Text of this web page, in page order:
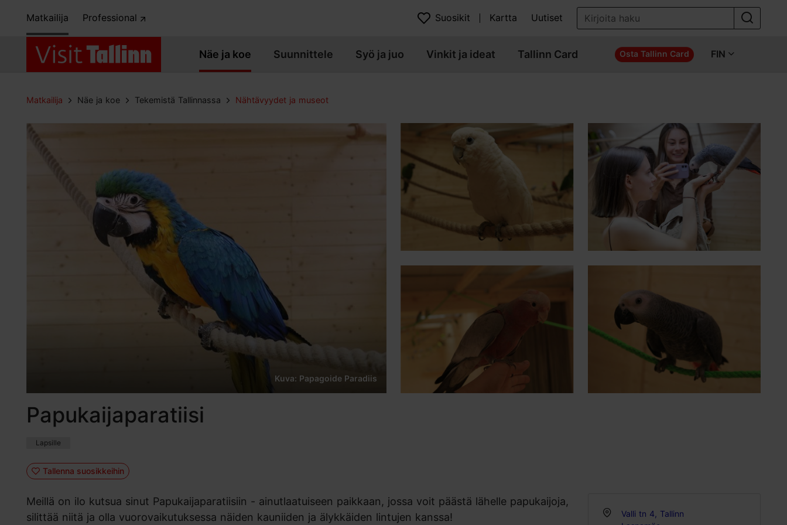
Matkailija Professional Suosikit Kartta Uutiset
Näe ja koe Suunnittele Syö ja juo Vinkit ja ideat Tallinn Card Osta Tallinn Card FIN
Matkailija Näe ja koe Tekemistä Tallinnassa Nähtävyydet ja museot
Kuva: Papagoide Paradiis
Papukaijaparatiisi
Lapsille
Tallenna suosikkeihin
Meillä on ilo kutsua sinut Papukaijaparatiisiin - ainutlaatuiseen paikkaan, jossa voit päästä lähelle papukaijoja,
silittää niitä ja olla vuorovaikutuksessa näiden kauniiden ja älykkäiden lintujen kanssa!
Valli tn 4, Tallinn